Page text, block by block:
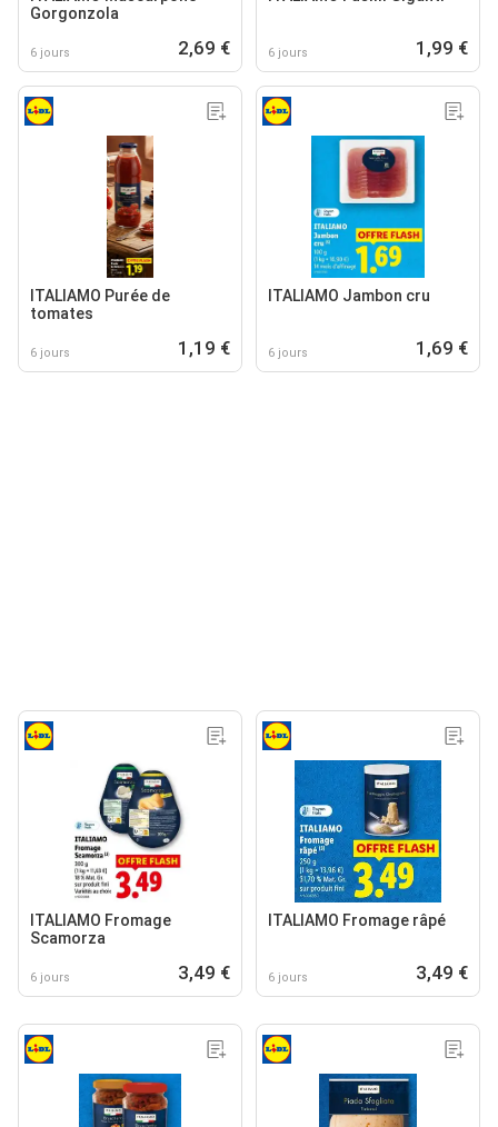
Gorgonzola
6 jours 2,69 € 6 jours 1,99 €
ITALIAMO Purée de
tomates
6 jours 1,19 €
ITALIAMO Jambon cru
6 jours 1,69 €
ITALIAMO Fromage
Scamorza
6 jours 3,49 €
ITALIAMO Fromage râpé
6 jours 3,49 €